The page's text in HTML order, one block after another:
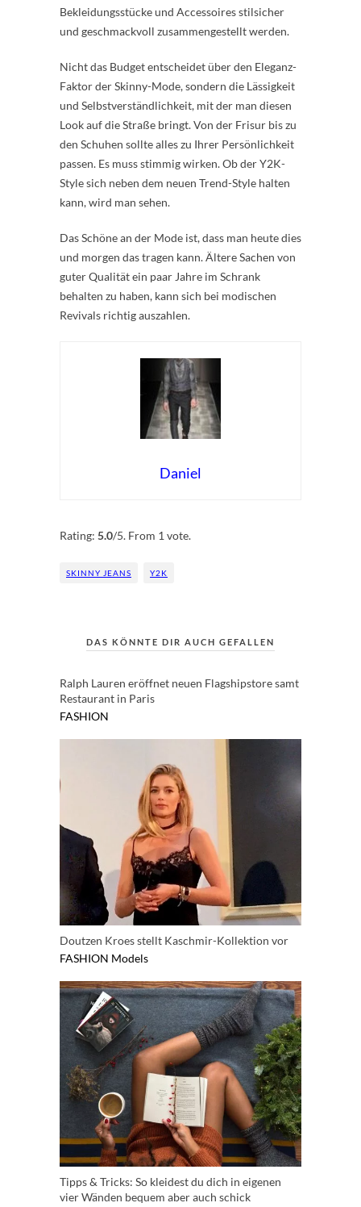
Bekleidungsstücke und Accessoires stilsicher
und geschmackvoll zusammengestellt werden.
Nicht das Budget entscheidet über den Eleganz-
Faktor der Skinny-Mode, sondern die Lässigkeit
und Selbstverständlichkeit, mit der man diesen
Look auf die Straße bringt. Von der Frisur bis zu
den Schuhen sollte alles zu Ihrer Persönlichkeit
passen. Es muss stimmig wirken. Ob der Y2K-
Style sich neben dem neuen Trend-Style halten
kann, wird man sehen.
Das Schöne an der Mode ist, dass man heute dies
und morgen das tragen kann. Ältere Sachen von
guter Qualität ein paar Jahre im Schrank
behalten zu haben, kann sich bei modischen
Revivals richtig auszahlen.
Daniel
Rating: 5.0/5. From 1 vote.
SKINNY JEANS Y2K
DAS KÖNNTE DIR AUCH GEFALLEN
Ralph Lauren eröffnet neuen Flagshipstore samt
Restaurant in Paris
FASHION
Doutzen Kroes stellt Kaschmir-Kollektion vor
FASHION Models
Tipps & Tricks: So kleidest du dich in eigenen
vier Wänden bequem aber auch schick